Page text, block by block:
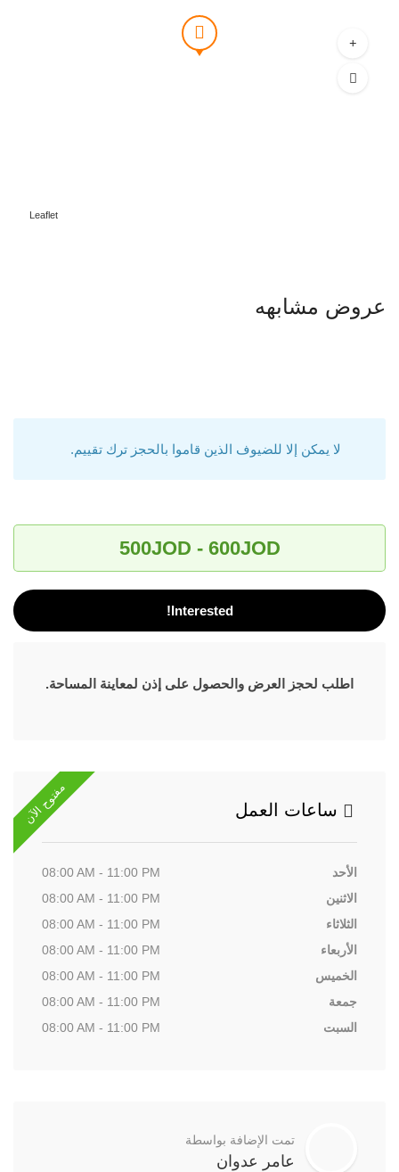
Leaflet
عروض مشابهه
لا يمكن إلا للضيوف الذين قاموا بالحجز ترك تقييم.
500JOD - 600JOD
Interested!
اطلب لحجز العرض والحصول على إذن لمعاينة المساحة.
مفتوح الآن ساعات العمل
الأحد
08:00 AM - 11:00 PM
الاثنين
08:00 AM - 11:00 PM
الثلاثاء
08:00 AM - 11:00 PM
الأربعاء
08:00 AM - 11:00 PM
الخميس
08:00 AM - 11:00 PM
جمعة
08:00 AM - 11:00 PM
السبت
08:00 AM - 11:00 PM
تمت الإضافة بواسطة
عامر عدوان